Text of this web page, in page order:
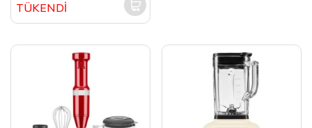
TÜKENDİ